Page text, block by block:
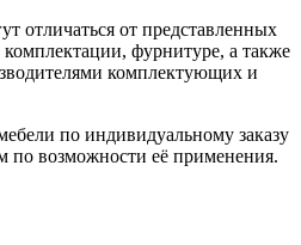
отличаться от представленных
комплектации, фурнитуре, а также
комплектующих и
по индивидуальному заказу
по возможности её применения.